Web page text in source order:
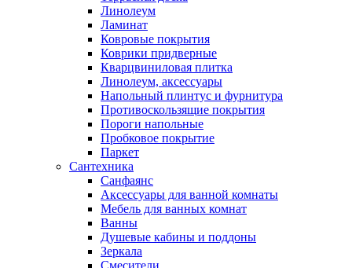
Линолеум
Ламинат
Ковровые покрытия
Коврики придверные
Кварцвиниловая плитка
Линолеум, аксессуары
Напольный плинтус и фурнитура
Противоскользящие покрытия
Пороги напольные
Пробковое покрытие
Паркет
Сантехника
Санфаянс
Аксессуары для ванной комнаты
Мебель для ванных комнат
Ванны
Душевые кабины и поддоны
Зеркала
Смесители